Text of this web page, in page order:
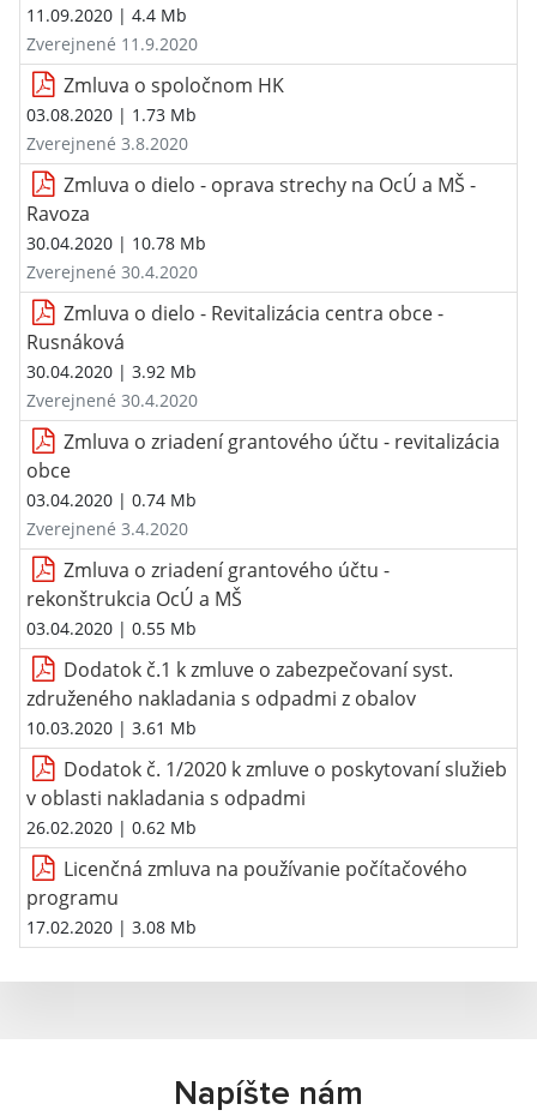
11.09.2020 | 4.4 Mb
Zverejnené 11.9.2020
Zmluva o spoločnom HK
03.08.2020 | 1.73 Mb
Zverejnené 3.8.2020
Zmluva o dielo - oprava strechy na OcÚ a MŠ -
Ravoza
30.04.2020 | 10.78 Mb
Zverejnené 30.4.2020
Zmluva o dielo - Revitalizácia centra obce -
Rusnáková
30.04.2020 | 3.92 Mb
Zverejnené 30.4.2020
Zmluva o zriadení grantového účtu - revitalizácia
obce
03.04.2020 | 0.74 Mb
Zverejnené 3.4.2020
Zmluva o zriadení grantového účtu -
rekonštrukcia OcÚ a MŠ
03.04.2020 | 0.55 Mb
Dodatok č.1 k zmluve o zabezpečovaní syst.
združeného nakladania s odpadmi z obalov
10.03.2020 | 3.61 Mb
Dodatok č. 1/2020 k zmluve o poskytovaní služieb
v oblasti nakladania s odpadmi
26.02.2020 | 0.62 Mb
Licenčná zmluva na používanie počítačového
programu
17.02.2020 | 3.08 Mb
Napíšte nám